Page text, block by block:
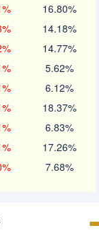
16.80%
14.18%
14.77%
5.62%
6.12%
18.37%
6.83%
17.26%
7.68%